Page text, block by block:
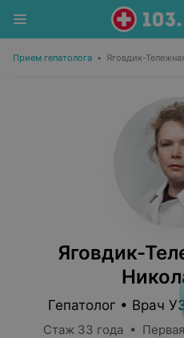
Прием гепатолога • Яговдик-
Яговдик-
Гепатолог • Врач
Стаж 33 года • Первая